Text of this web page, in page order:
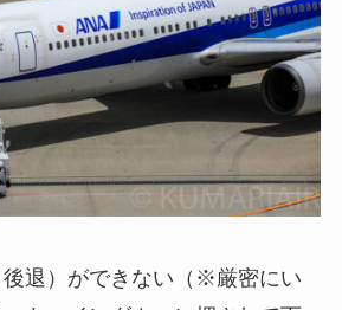
退）ができない（※厳密にい